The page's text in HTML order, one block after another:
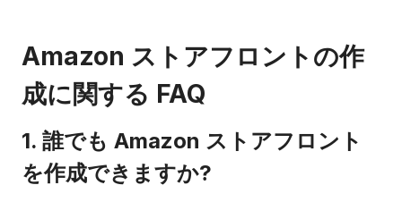
Amazon ストアフロントの作
成に関する FAQ
1. 誰でも Amazon ストアフロント
を作成できますか?